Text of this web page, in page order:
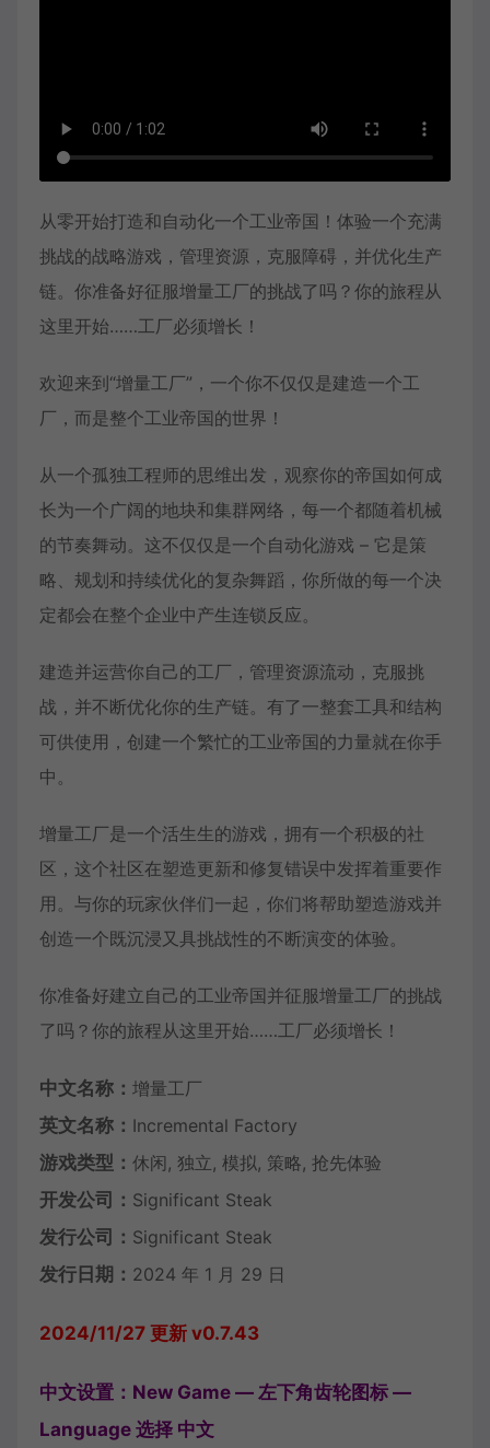
从零开始打造和自动化一个工业帝国！体验一个充满
挑战的战略游戏，管理资源，克服障碍，并优化生产
链。你准备好征服增量工厂的挑战了吗？你的旅程从
这里开始……工厂必须增长！
欢迎来到“增量工厂”，一个你不仅仅是建造一个工
厂，而是整个工业帝国的世界！
从一个孤独工程师的思维出发，观察你的帝国如何成
长为一个广阔的地块和集群网络，每一个都随着机械
的节奏舞动。这不仅仅是一个自动化游戏 – 它是策
略、规划和持续优化的复杂舞蹈，你所做的每一个决
定都会在整个企业中产生连锁反应。
建造并运营你自己的工厂，管理资源流动，克服挑
战，并不断优化你的生产链。有了一整套工具和结构
可供使用，创建一个繁忙的工业帝国的力量就在你手
中。
增量工厂是一个活生生的游戏，拥有一个积极的社
区，这个社区在塑造更新和修复错误中发挥着重要作
用。与你的玩家伙伴们一起，你们将帮助塑造游戏并
创造一个既沉浸又具挑战性的不断演变的体验。
你准备好建立自己的工业帝国并征服增量工厂的挑战
了吗？你的旅程从这里开始……工厂必须增长！
中文名称： 增量工厂
英文名称： Incremental Factory
游戏类型： 休闲, 独立, 模拟, 策略, 抢先体验
开发公司： Significant Steak
发行公司： Significant Steak
发行日期： 2024 年 1 月 29 日
2024/11/27 更新 v0.7.43
中文设置：New Game — 左下角齿轮图标 —
Language 选择 中文